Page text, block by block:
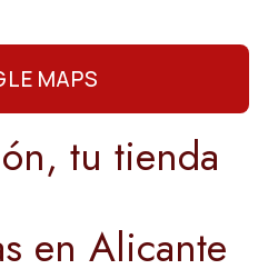
MAPS
tu tienda
en Alicante